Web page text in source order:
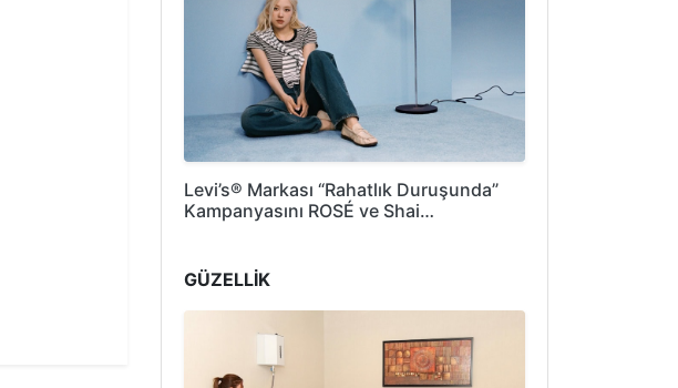
Levi’s® Markası “Rahatlık Duruşunda”
Kampanyasını ROSÉ ve Shai…
GÜZELLİK